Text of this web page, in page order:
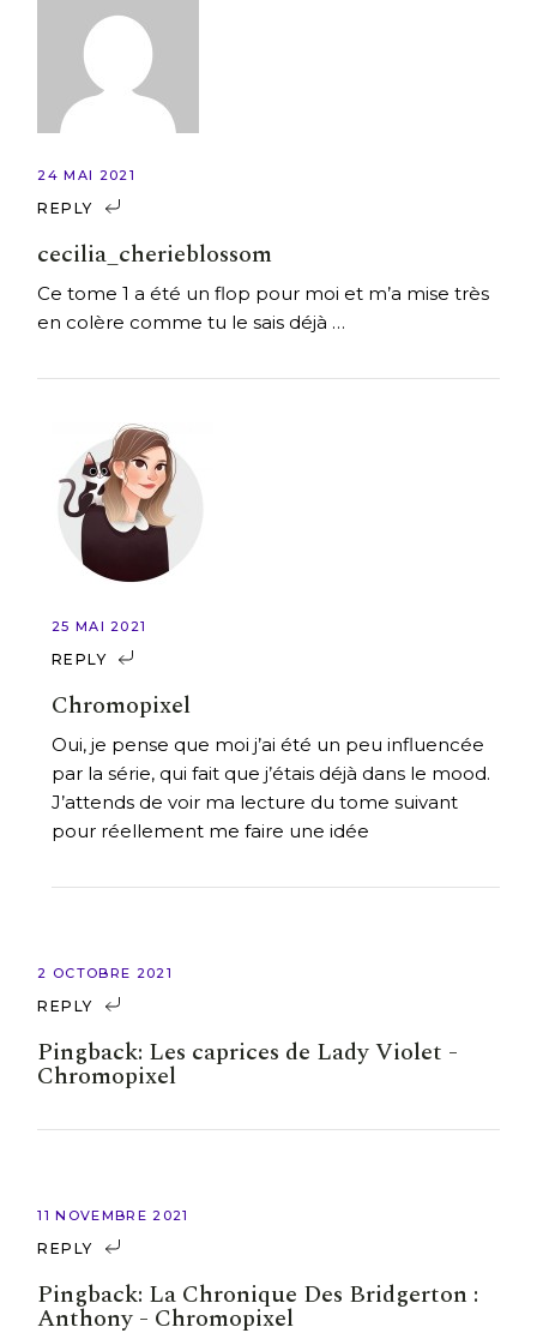
24 MAI 2021
REPLY
cecilia_cherieblossom
Ce tome 1 a été un flop pour moi et m’a mise très
en colère comme tu le sais déjà …
25 MAI 2021
REPLY
Chromopixel
Oui, je pense que moi j’ai été un peu influencée
par la série, qui fait que j’étais déjà dans le mood.
J’attends de voir ma lecture du tome suivant
pour réellement me faire une idée
2 OCTOBRE 2021
REPLY
Pingback: Les caprices de Lady Violet -
Chromopixel
11 NOVEMBRE 2021
REPLY
Pingback: La Chronique Des Bridgerton :
Anthony - Chromopixel